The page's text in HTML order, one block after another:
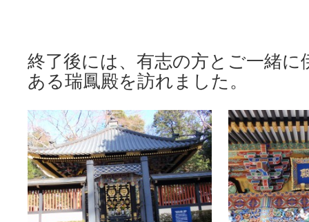
終了後には、有志の方とご一緒に
ある瑞鳳殿を訪れました。